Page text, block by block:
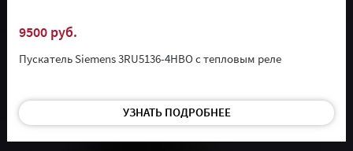
9500 руб.
Пускатель Siemens 3RU5136-4HBO с тепловым реле
УЗНАТЬ ПОДРОБНЕЕ